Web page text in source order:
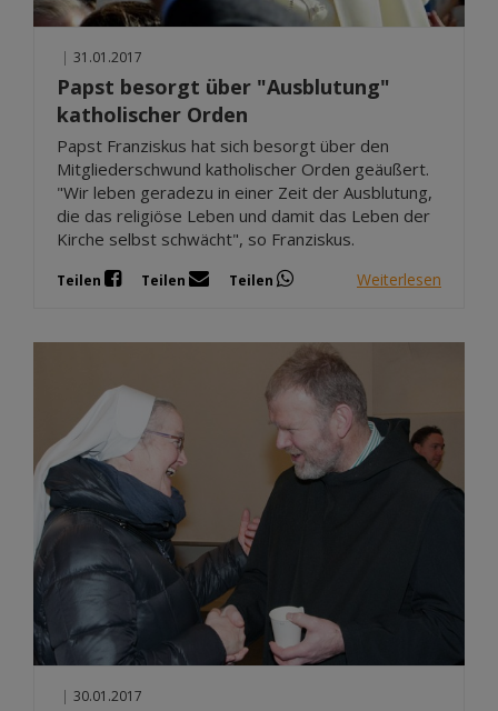
| 31.01.2017
Papst besorgt über "Ausblutung"
katholischer Orden
Papst Franziskus hat sich besorgt über den
Mitgliederschwund katholischer Orden geäußert.
"Wir leben geradezu in einer Zeit der Ausblutung,
die das religiöse Leben und damit das Leben der
Kirche selbst schwächt", so Franziskus.
Teilen Teilen Teilen Weiterlesen
| 30.01.2017